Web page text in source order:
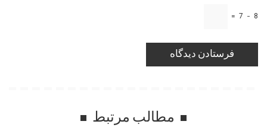
8
−
7
=
مطالب مرتبط